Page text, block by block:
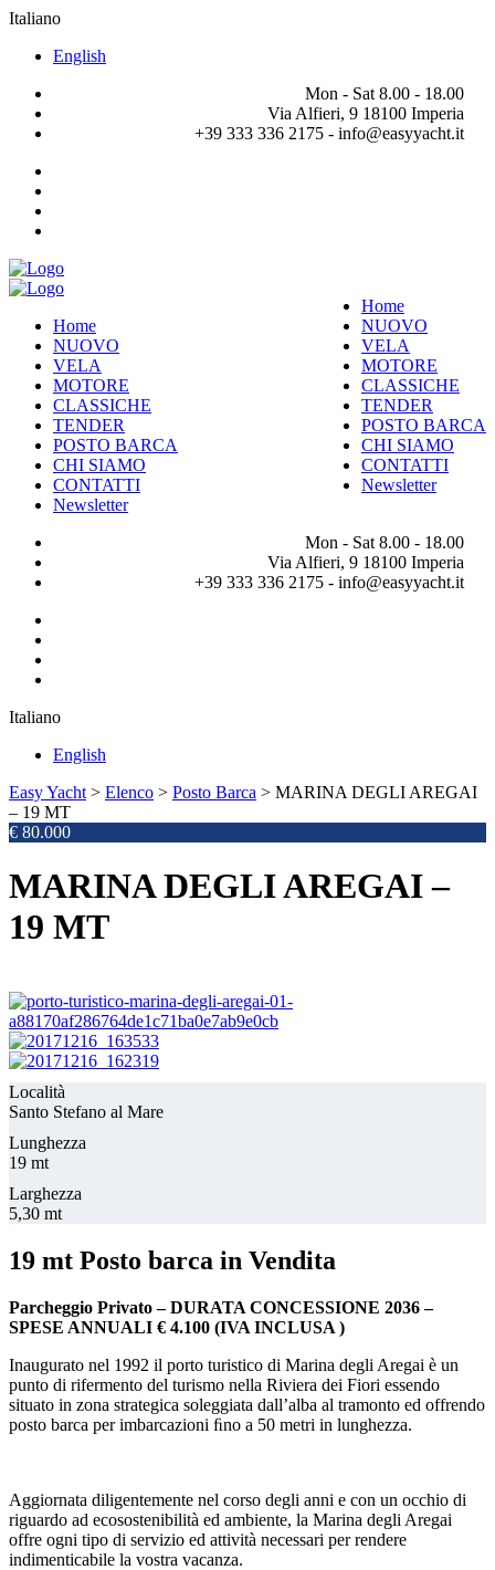
Italiano
English
Mon - Sat 8.00 - 18.00
Via Alfieri, 9 18100 Imperia
+39 333 336 2175 - info@easyyacht.it
Home
NUOVO
VELA
MOTORE
CLASSICHE
TENDER
POSTO BARCA
CHI SIAMO
CONTATTI
Newsletter
Home
NUOVO
VELA
MOTORE
CLASSICHE
TENDER
POSTO BARCA
CHI SIAMO
CONTATTI
Newsletter
Mon - Sat 8.00 - 18.00
Via Alfieri, 9 18100 Imperia
+39 333 336 2175 - info@easyyacht.it
Italiano
English
Easy Yacht > Elenco > Posto Barca > MARINA DEGLI AREGAI
– 19 MT
€ 80.000
MARINA DEGLI AREGAI –
19 MT
Località
Santo Stefano al Mare
Lunghezza
19 mt
Larghezza
5,30 mt
19 mt Posto barca in Vendita
Parcheggio Privato – DURATA CONCESSIONE 2036 –
SPESE ANNUALI € 4.100 (IVA INCLUSA )
Inaugurato nel 1992 il porto turistico di Marina degli Aregai è un
punto di rifermento del turismo nella Riviera dei Fiori essendo
situato in zona strategica soleggiata dall’alba al tramonto ed offrendo
posto barca per imbarcazioni ﬁno a 50 metri in lunghezza.
Aggiornata diligentemente nel corso degli anni e con un occhio di
riguardo ad ecosostenibilità ed ambiente, la Marina degli Aregai
offre ogni tipo di servizio ed attività necessari per rendere
indimenticabile la vostra vacanza.